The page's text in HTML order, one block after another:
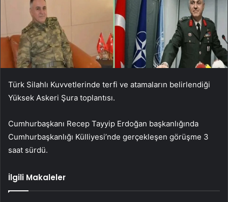
Türk Silahlı Kuvvetlerinde terfi ve atamaların belirlendiği
Yüksek Askeri Şura toplantısı.
Cumhurbaşkanı Recep Tayyip Erdoğan başkanlığında
Cumhurbaşkanlığı Külliyesi’nde gerçekleşen görüşme 3
saat sürdü.
İlgili Makaleler